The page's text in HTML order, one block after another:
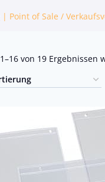
| Point of Sale /
1–16 von 19 Ergebnissen